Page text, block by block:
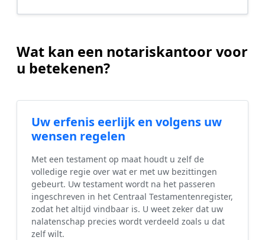
Wat kan een notariskantoor voor
u betekenen?
Uw erfenis eerlijk en volgens uw
wensen regelen
Met een testament op maat houdt u zelf de
volledige regie over wat er met uw bezittingen
gebeurt. Uw testament wordt na het passeren
ingeschreven in het Centraal Testamentenregister,
zodat het altijd vindbaar is. U weet zeker dat uw
nalatenschap precies wordt verdeeld zoals u dat
zelf wilt.